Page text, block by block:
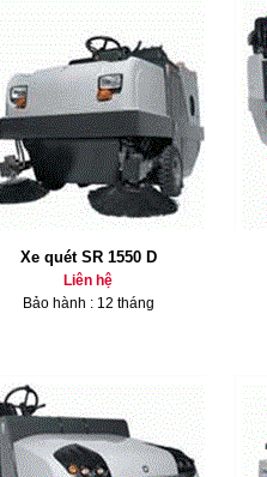
Xe quét SR 1550 D
Liên hệ
Bảo hành : 12 tháng